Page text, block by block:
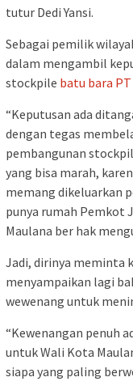
tutur Dedi Yansi.
Sebagai pemilik
dalam mengambil
stockpile batu bara PT
“Keputusan ada
dengan tegas
pembangunan
yang bisa marah,
memang dikeluarkan
punya rumah Pemkot
Maulana ber hak
Jadi, dirinya meminta
menyampaikan lagi
wewenang untuk
“Kewenangan penuh
untuk Wali Kota
siapa yang paling